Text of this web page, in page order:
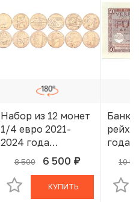
Набор из 12 монет
1/4 евро 2021-
2024 года
Франция «XXXIII
летние
Олимпийские игры
в Париже 2024
8 500 6 500 руб.
В КОРЗИНЕ
КУПИТЬ
года
силы
10